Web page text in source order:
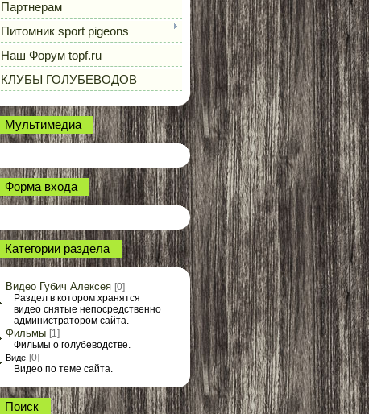
Партнерам
Питомник sport pigeons
Наш Форум topf.ru
КЛУБЫ ГОЛУБЕВОДОВ
Мультимедиа
Форма входа
Категории раздела
Видео Губич Алексея [0]
Раздел в котором хранятся
видео снятые непосредственно
администратором сайта.
Фильмы [1]
Фильмы о голубеводстве.
Виде [0]
Видео по теме сайта.
Поиск